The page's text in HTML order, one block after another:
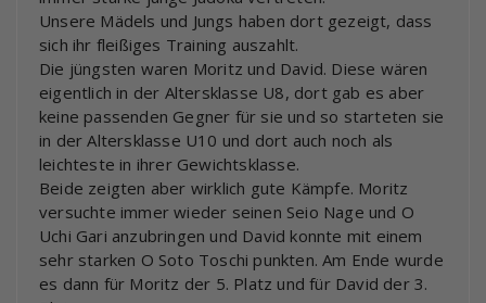
Unsere Mädels und Jungs haben dort gezeigt, dass
sich ihr fleißiges Training auszahlt.
Die jüngsten waren Moritz und David. Diese wären
eigentlich in der Altersklasse U8, dort gab es aber
keine passenden Gegner für sie und so starteten sie
in der Altersklasse U10 und dort auch noch als
leichteste in ihrer Gewichtsklasse.
Beide zeigten aber wirklich gute Kämpfe. Moritz
versuchte immer wieder seinen Seio Nage und O
Uchi Gari anzubringen und David konnte mit einem
sehr starken O Soto Toschi punkten. Am Ende wurde
es dann für Moritz der 5. Platz und für David der 3.